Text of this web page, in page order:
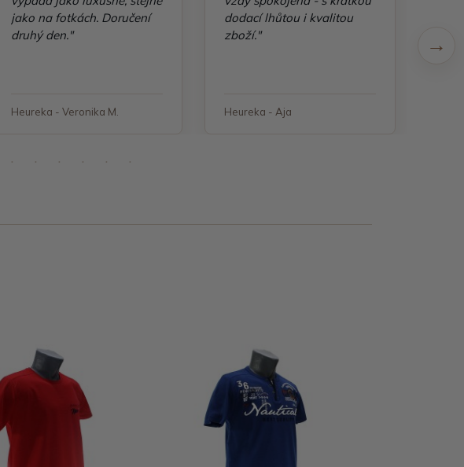
jako na fotkách. Doručení
druhý den."
Heureka - Veronika M.
dodací lhůtou i kvalitou
zboží."
Heureka - Aja